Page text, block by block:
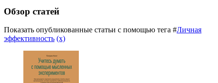
Обзор статей
Показать опубликованные статьи с помощью тега #Личная
эффективность (x)